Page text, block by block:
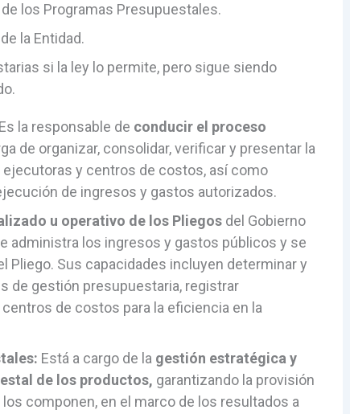
los Programas Presupuestales.
la Entidad.
si la ley lo permite, pero sigue siendo
Es la responsable de conducir el proceso
de organizar, consolidar, verificar y presentar la
y centros de costos, así como
de ingresos y gastos autorizados.
u operativo de los Pliegos del Gobierno
administra los ingresos y gastos públicos y se
Pliego. Sus capacidades incluyen determinar y
de gestión presupuestaria, registrar
de costos para la eficiencia en la
Está a cargo de la gestión estratégica y
de los productos, garantizando la provisión
componen, en el marco de los resultados a